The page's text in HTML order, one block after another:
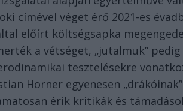
címével véget érő 2021-es
előírt költségsapka
a vétséget, „jutalmuk”
tesztelésekre
Horner egyenesen
érik kritikák és